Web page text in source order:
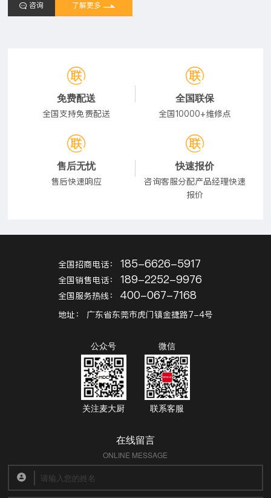
咨询 了解更多
免费配送
全国支持免费配送
全国联保
全国10000+维修点
售后无忧
售后快速响应
快速报价
咨询客服分配产品经理快速
报价
全国招商电话： 185-6626-5917
全国销售电话： 189-2252-9976
全国服务热线： 400-067-7168
地址： 广东省东莞市虎门镇金捷路7-4号
公众号
关注麦大厨
微信
联系客服
在线留言
ONLINE MESSAGE